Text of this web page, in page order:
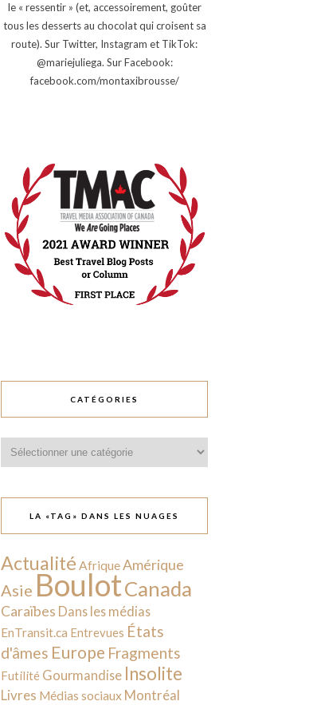
le « ressentir » (et, accessoirement, goûter
tous les desserts au chocolat qui croisent sa
route). Sur Twitter, Instagram et TikTok:
@mariejuliega. Sur Facebook:
facebook.com/montaxibrousse/
CATÉGORIES
LA «TAG» DANS LES NUAGES
Actualité AfriqueAmérique
Asie BoulotCanada
Caraïbes Dans les médias
EnTransit.ca Entrevues États
d'âmes Europe Fragments
Futilité Gourmandise Insolite
Livres Médias sociaux Montréal